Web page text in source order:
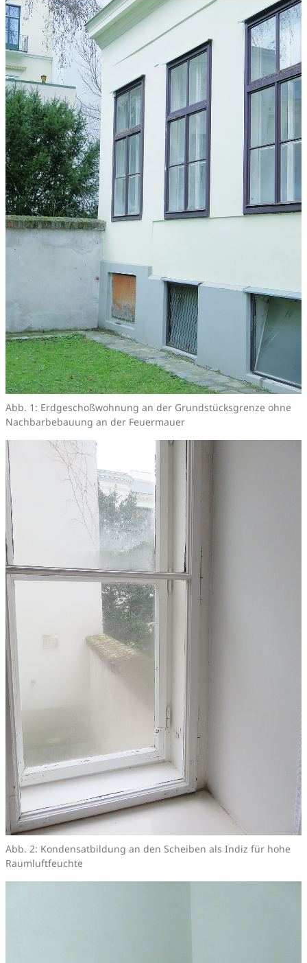
Abb. 1: Erdgeschoßwohnung an der Grundstücksgrenze ohne
Nachbarbebauung an der Feuermauer
Abb. 2: Kondensatbildung an den Scheiben als Indiz für hohe
Raumluftfeuchte